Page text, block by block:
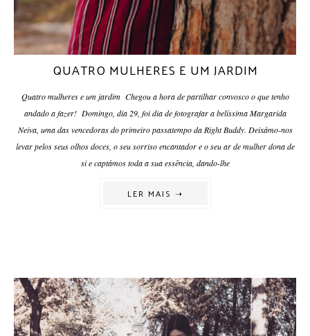
QUATRO MULHERES E UM JARDIM
Quatro mulheres e um jardim Chegou a hora de partilhar convosco o que tenho
andado a fazer! Domingo, dia 29, foi dia de fotografar a belíssima Margarida
Neiva, uma das vencedoras do primeiro passatempo da Right Buddy. Deixámo-nos
levar pelos seus olhos doces, o seu sorriso encantador e o seu ar de mulher dona de
si e captámos toda a sua essência, dando-lhe
LER MAIS ➝